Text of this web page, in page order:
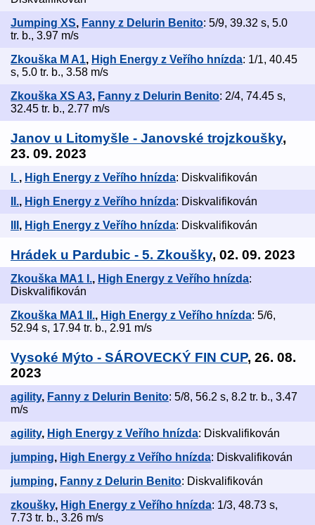
Jumping XS, Fanny z Delurin Benito: 5/9, 39.32 s, 5.0
tr. b., 3.97 m/s
Zkouška M A1, High Energy z Veřího hnízda: 1/1, 40.45
s, 5.0 tr. b., 3.58 m/s
Zkouška XS A3, Fanny z Delurin Benito: 2/4, 74.45 s,
32.45 tr. b., 2.77 m/s
Janov u Litomyšle - Janovské trojzkoušky,
23. 09. 2023
I. , High Energy z Veřího hnízda: Diskvalifikován
II., High Energy z Veřího hnízda: Diskvalifikován
, High Energy z Veřího hnízda: Diskvalifikován
Hrádek u Pardubic - 5. Zkoušky, 02. 09. 2023
Zkouška MA1 I., High Energy z Veřího hnízda:
Diskvalifikován
Zkouška MA1 II., High Energy z Veřího hnízda: 5/6,
52.94 s, 17.94 tr. b., 2.91 m/s
Vysoké Mýto - SÁROVECKÝ FIN CUP, 26. 08.
2023
agility, Fanny z Delurin Benito: 5/8, 56.2 s, 8.2 tr. b., 3.47
m/s
agility, High Energy z Veřího hnízda: Diskvalifikován
jumping, High Energy z Veřího hnízda: Diskvalifikován
jumping, Fanny z Delurin Benito: Diskvalifikován
zkoušky, High Energy z Veřího hnízda: 1/3, 48.73 s,
7.73 tr. b., 3.26 m/s